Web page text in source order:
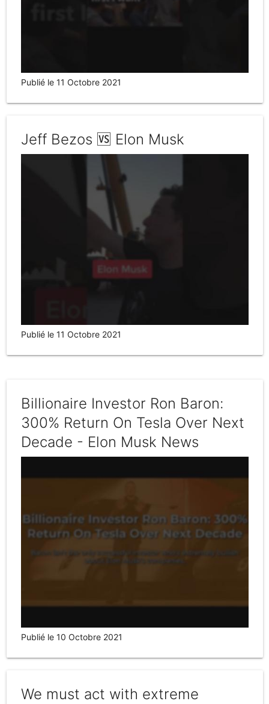
Publié le 11 Octobre 2021
Jeff Bezos 🆚 Elon Musk
Publié le 11 Octobre 2021
Billionaire Investor Ron Baron:
300% Return On Tesla Over Next
Decade - Elon Musk News
Publié le 10 Octobre 2021
We must act with extreme